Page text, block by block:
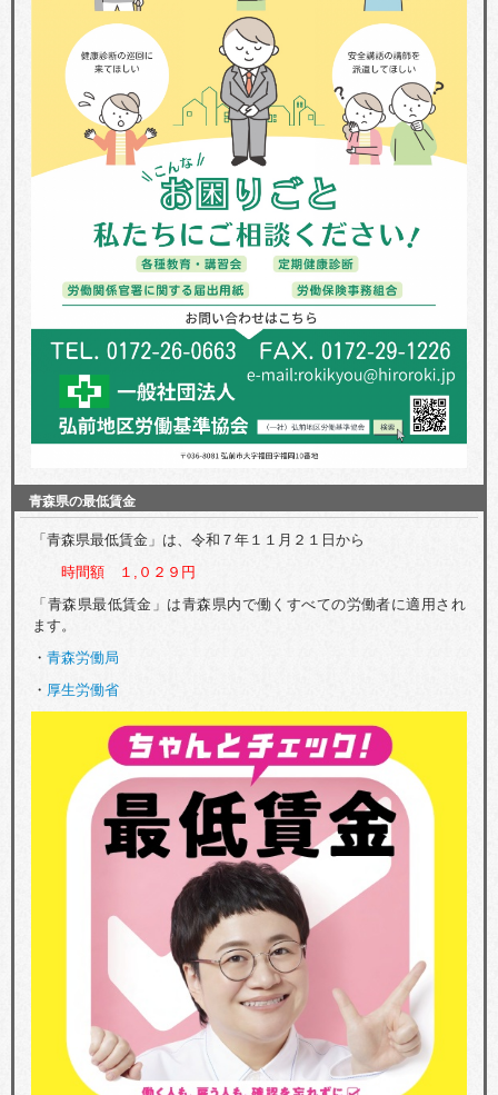
青森県の最低賃金
「青森県最低賃金」は、令和７年１１月２１日から
時間額 １,０２９円
「青森県最低賃金」は青森県内で働くすべての労働者に適用され
ます。
・青森労働局
・ 厚生労働省